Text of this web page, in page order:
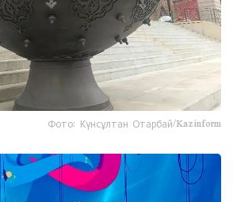
Фото: Күнсұлтан Отарбай/Kazinform